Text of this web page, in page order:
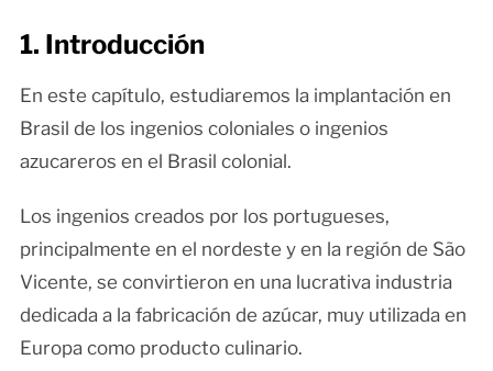
1. Introducción
En este capítulo, estudiaremos la implantación en
Brasil de los ingenios coloniales o ingenios
azucareros en el Brasil colonial.
Los ingenios creados por los portugueses,
principalmente en el nordeste y en la región de São
Vicente, se convirtieron en una lucrativa industria
dedicada a la fabricación de azúcar, muy utilizada en
Europa como producto culinario.